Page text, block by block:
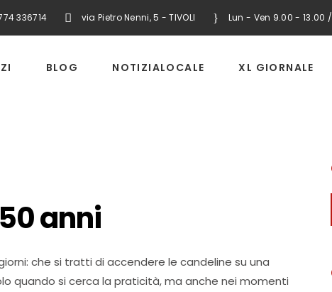
336714 via Pietro Nenni, 5 - TIVOLI Lun - Ven 9.00 - 13.00
BLOG NOTIZIALOCALE XL GIORNALE
anni
che si tratti di accendere le candeline su una
quando si cerca la praticità, ma anche nei momenti